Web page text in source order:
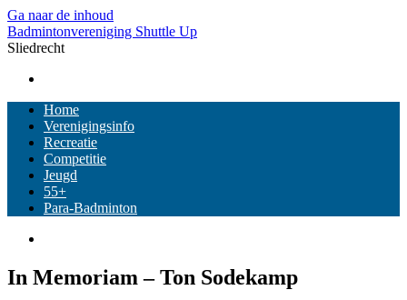
Ga naar de inhoud
Badmintonvereniging Shuttle Up
Sliedrecht
Home
Verenigingsinfo
Recreatie
Competitie
Jeugd
55+
Para-Badminton
In Memoriam – Ton Sodekamp